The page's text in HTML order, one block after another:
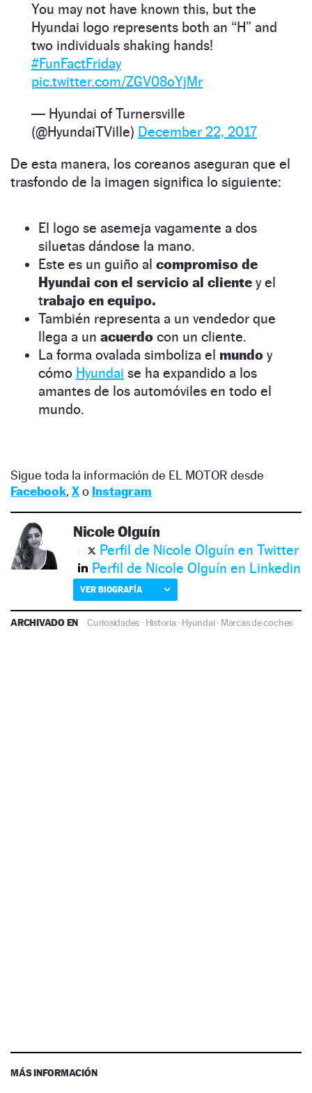
You may not have known this, but the
Hyundai logo represents both an “H” and
two individuals shaking hands!
#FunFactFriday
pic.twitter.com/ZGV08oYjMr
— Hyundai of Turnersville
(@HyundaiTVille) December 22, 2017
De esta manera, los coreanos aseguran que el
trasfondo de la imagen significa lo siguiente:
El logo se asemeja vagamente a dos
siluetas dándose la mano.
Este es un guiño al compromiso de
Hyundai con el servicio al cliente y el
trabajo en equipo.
También representa a un vendedor que
llega a un acuerdo con un cliente.
La forma ovalada simboliza el mundo y
cómo Hyundai se ha expandido a los
amantes de los automóviles en todo el
mundo.
Sigue toda la información de EL MOTOR desde
Facebook, Xo Instagram
Nicole Olguín
Perfil de Nicole Olguín en Twitter
Perfil de Nicole Olguín en Linkedin
VER BIOGRAFÍA
ARCHIVADO EN Curiosidades · Historia·Hyundai· Marcas de coches
MÁS INFORMACIÓN